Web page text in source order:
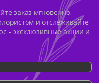
заказ мгновенно,
и отслеживайте
- эксклюзивные акции и